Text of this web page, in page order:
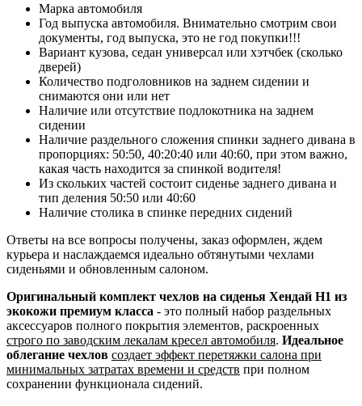
Марка автомобиля
Год выпуска автомобиля. Внимательно смотрим свои
документы, год выпуска, это не год покупки!!!
Вариант кузова, седан универсал или хэтчбек (сколько
дверей)
Количество подголовников на заднем сидении и
снимаются они или нет
Наличие или отсутствие подлокотника на заднем
сидении
Наличие раздельного сложения спинки заднего дивана в
пропорциях: 50:50, 40:20:40 или 40:60, при этом важно,
какая часть находится за спинкой водителя!
Из скольких частей состоит сиденье заднего дивана и
тип деления 50:50 или 40:60
Наличие столика в спинке передних сидений
Ответы на все вопросы получены, заказ оформлен, ждем
курьера и наслаждаемся идеально обтянутыми чехлами
сиденьями и обновленным салоном.
Оригинальный комплект чехлов на сиденья Хендай Н1 из
экокожи премиум класса - это полный набор раздельных
аксессуаров полного покрытия элементов, раскроенных
строго по заводским лекалам кресел автомобиля. Идеальное
облегание чехлов создает эффект перетяжки салона при
минимальных затратах времени и средств при полном
сохранении функционала сидений.